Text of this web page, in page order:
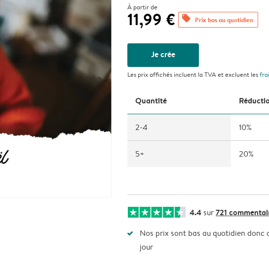
À partir de
11,99 € offers Prix bas au quotidien
Je crée
Les prix affichés incluent la TVA et excluent les
Quantité
2-4 10%
5+ 20%
4.4 sur721
Nos prix sont bas au quotidien donc
jour